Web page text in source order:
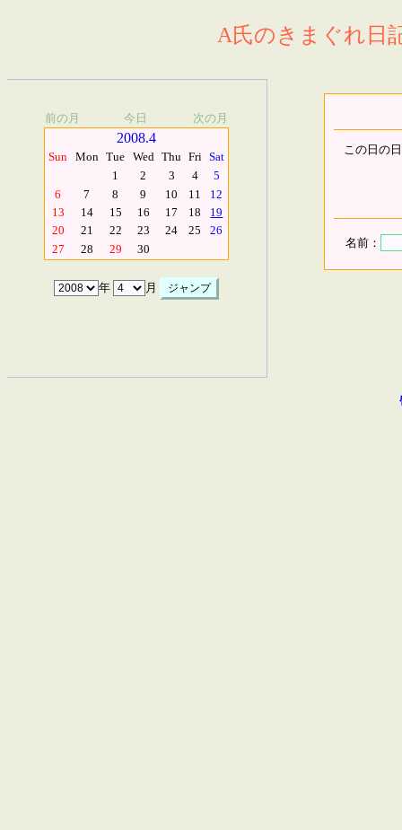
A氏のきまぐれ日
前の月 今日 次の月
2008.4
Sun Mon Tue Wed Thu Fri Sat
1
2 3 4
5
6
7 8 9 10 11
12
13
14 15 16 17 18
19
20
21 22 23 24 25
26
27
28 29 30
年 月
この日の
名前：